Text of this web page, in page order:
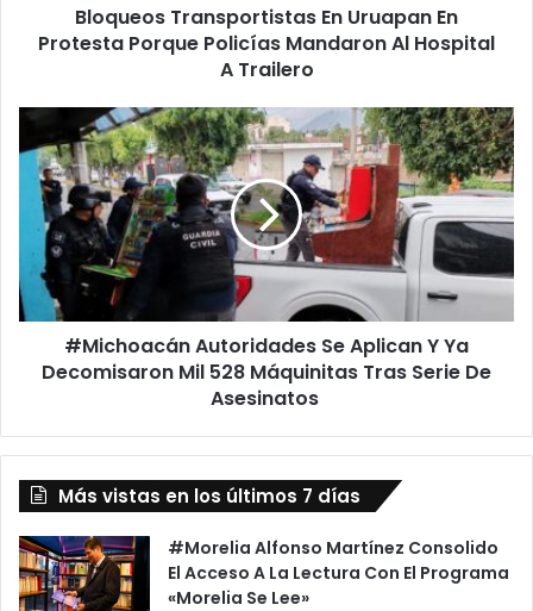
Hospital
Bloqueos Transportistas En Uruapan En
Protesta Porque Policías Mandaron Al Hospital
A Trailero
#Michoacán
Autoridades
Aplican
Decomisaron
Mil
528
Máquinitas
Tras
Asesinatos
#Michoacán Autoridades Se Aplican Y Ya
Decomisaron Mil 528 Máquinitas Tras Serie De
Asesinatos
Más vistas en los últimos 7 días
#Morelia Alfonso Martínez Consolido
El Acceso A La Lectura Con El Programa
«Morelia Se Lee»